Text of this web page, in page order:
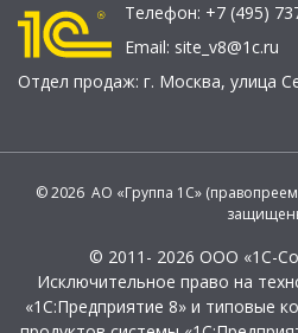
Телефон: +7 (495)
Email: site_v8@1c.ru
Отдел продаж: г. Москва, улица
© 2026 АО «Группа 1С»
© 2011- 2026 ООО «1С-
Исключительное право на
«1С:Предприятие 8» и типовые